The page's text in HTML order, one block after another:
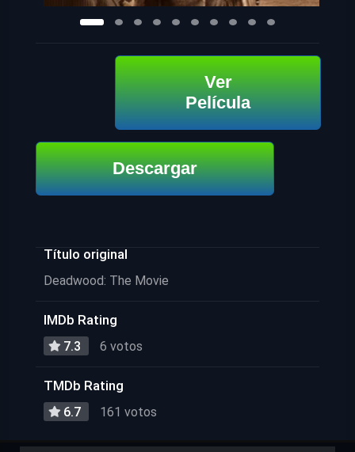
Ver
Película
Descargar
Título original
Deadwood: The Movie
IMDb Rating
7.3 6 votos
TMDb Rating
6.7 161 votos